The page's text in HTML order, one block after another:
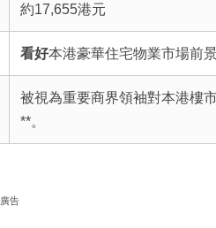
約17,655港元
看好本港豪華住宅物業市場前
被視為重要商界領袖對本港樓
**。
廣告